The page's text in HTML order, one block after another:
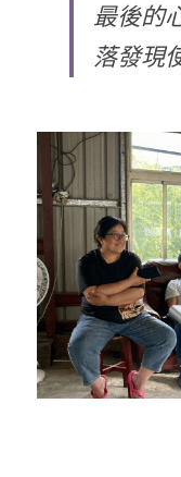
最後的
落發現